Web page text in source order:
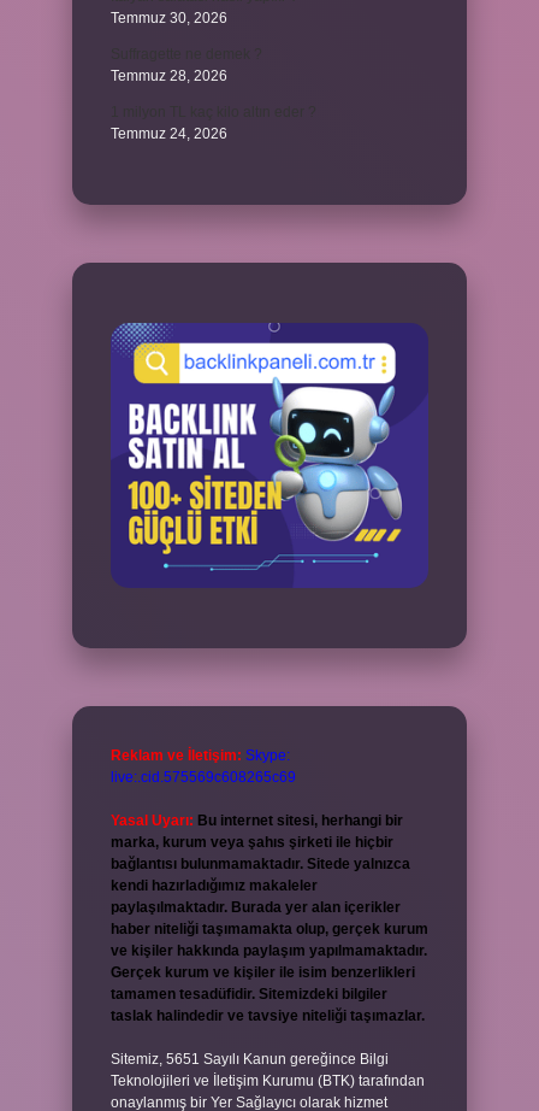
Temmuz 30, 2026
Temmuz 28, 2026
Temmuz 24, 2026
Reklam ve İletişim: Skype:
live:.cid.575569c608265c69
Yasal Uyarı: Bu internet sitesi, herhangi bir
marka, kurum veya şahıs şirketi ile hiçbir
bağlantısı bulunmamaktadır. Sitede yalnızca
kendi hazırladığımız makaleler
paylaşılmaktadır. Burada yer alan içerikler
haber niteliği taşımamakta olup, gerçek kurum
ve kişiler hakkında paylaşım yapılmamaktadır.
Gerçek kurum ve kişiler ile isim benzerlikleri
tamamen tesadüfidir. Sitemizdeki bilgiler
taslak halindedir ve tavsiye niteliği taşımazlar.
Sitemiz, 5651 Sayılı Kanun gereğince Bilgi
Teknolojileri ve İletişim Kurumu (BTK) tarafından
onaylanmış bir Yer Sağlayıcı olarak hizmet